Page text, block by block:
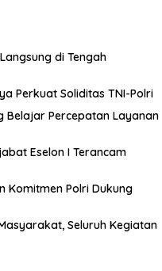
di Tengah
Perkuat Soliditas TNI-Polri
Belajar Percepatan Layanan
Eselon I Terancam
Komitmen Polri Dukung
Seluruh Kegiatan